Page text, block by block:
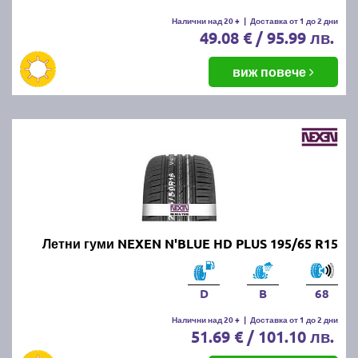
Какво е правилното налягане на
летните гуми?
разположен на вратата на шофьора или капачката
на резервоара. Обикновено налягането варира
между 2.2 и 2.5 бара.
Какво да правим, ако летните
Ако забележите неравномерно износване,
проверете налягането в гумите, направете
Налични над 20 + | Доставка от 1 до 2 дни
49.08 € / 95.99 лв.
виж повече
Летни гуми NEXEN N'BLUE HD PLUS 195/65 R15
D B 68
Налични над 20 + | Доставка от 1 до 2 дни
51.69 € / 101.10 лв.